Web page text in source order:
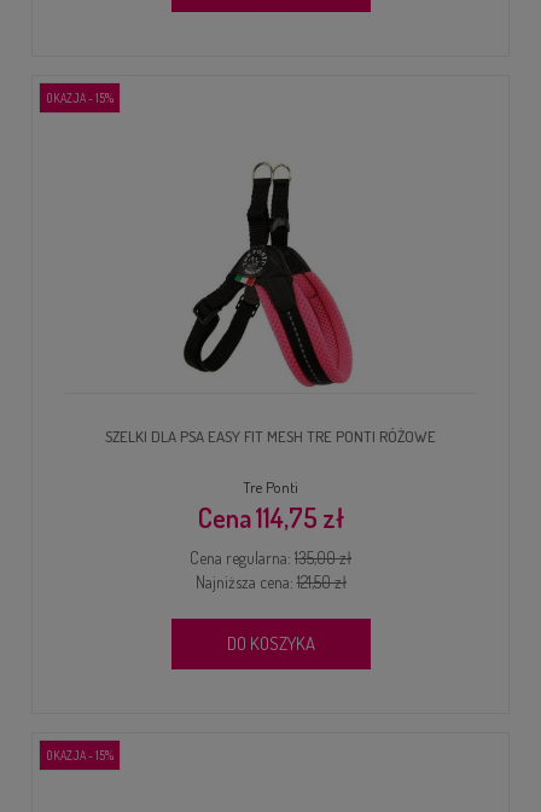
SZELKI DLA PSA EASY FIT MESH TRE PONTI RÓŻOWE
Tre Ponti
114,75 zł
Cena regularna: 135,00 zł
Najniższa cena:121,50 zł
DO KOSZYKA
OKAZJA - 15%
OKAZJA - 15%